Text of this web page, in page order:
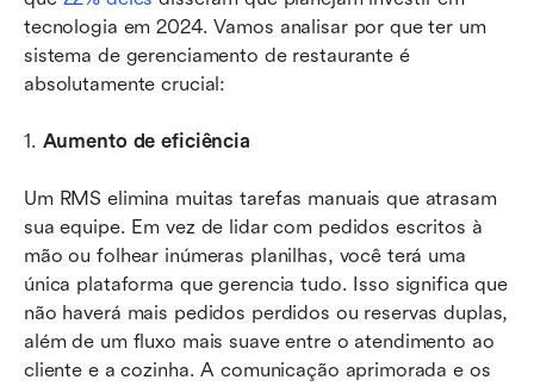
tecnologia em 2024. Vamos analisar por que ter um
sistema de gerenciamento de restaurante é
absolutamente crucial:
1. Aumento de eficiência
Um RMS elimina muitas tarefas manuais que atrasam
sua equipe. Em vez de lidar com pedidos escritos à
mão ou folhear inúmeras planilhas, você terá uma
única plataforma que gerencia tudo. Isso significa que
não haverá mais pedidos perdidos ou reservas duplas,
além de um fluxo mais suave entre o atendimento ao
cliente e a cozinha. A comunicação aprimorada e os